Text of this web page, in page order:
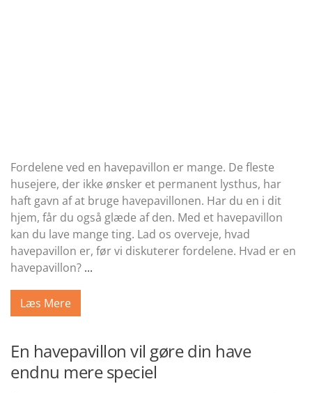
Fordelene ved en havepavillon er mange. De fleste
husejere, der ikke ønsker et permanent lysthus, har
haft gavn af at bruge havepavillonen. Har du en i dit
hjem, får du også glæde af den. Med et havepavillon
kan du lave mange ting. Lad os overveje, hvad
havepavillon er, før vi diskuterer fordelene. Hvad er en
havepavillon? ...
Læs Mere
En havepavillon vil gøre din have
endnu mere speciel